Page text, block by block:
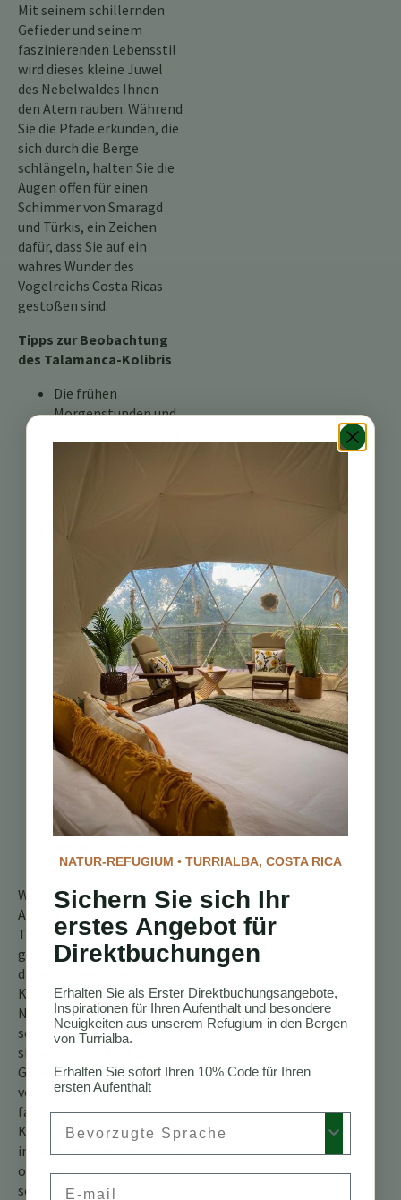
Mit seinem schillernden
Gefieder und seinem
faszinierenden Lebensstil
wird dieses kleine Juwel
des Nebelwaldes Ihnen
den Atem rauben. Während
Sie die Pfade erkunden, die
sich durch die Berge
schlängeln, halten Sie die
Augen offen für einen
Schimmer von Smaragd
und Türkis, ein Zeichen
dafür, dass Sie auf ein
wahres Wunder des
Vogelreichs Costa Ricas
gestoßen sind.
Tipps zur Beobachtung
des Talamanca-Kolibris
Die frühen
Morgenstunden und
für die Aktivität der
insbesondere
solchen mit roten
oder
orangefarbenen
Blüten.
Achten Sie auf das
Summen ihrer
Flügel, ein Hinweis
auf ihre
Anwesenheit.
Bringen Sie ein
Fernglas mit, um ihr
schillerndes Gefieder
beobachten.
Wir hoffen, dass dieser
Artikel Ihr Interesse am
Talamanca-Kolibri
geweckt hat. Indem wir
diese großartigen
Kreaturen und ihren
Nebelwaldlebensraum
schützen, stellen wir
sicher, dass zukünftige
Generationen weiterhin
von ihrer Schönheit
fasziniert sein können.
Kommen Sie also mit uns
in die Berge und sehen wir,
ob wir gemeinsam dieses
schillernde Juwel
NATUR-REFUGIUM • TURRIALBA, COSTA RICA
Sichern Sie sich Ihr
erstes Angebot für
Direktbuchungen
Erhalten Sie als Erster Direktbuchungsangebote,
Inspirationen für Ihren Aufenthalt und besondere
Neuigkeiten aus unserem Refugium in den Bergen
von Turrialba.
Erhalten Sie sofort Ihren 10% Code für Ihren
ersten Aufenthalt